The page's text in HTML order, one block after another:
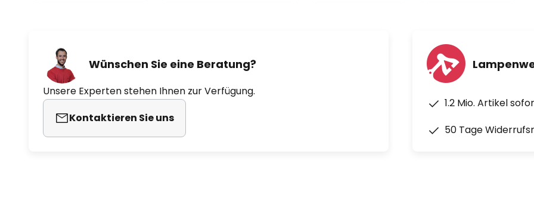
Wünschen Sie eine Beratung?
Unsere Experten stehen Ihnen zur Verfügung.
Kontaktieren Sie uns
1.2 Mio. Artikel
50 Tage